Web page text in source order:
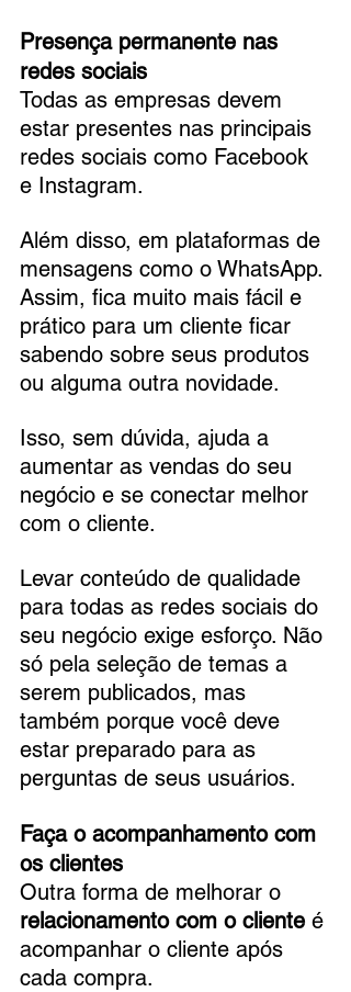
Presença permanente nas
redes sociais
Todas as empresas devem
estar presentes nas principais
redes sociais como Facebook
e Instagram.
Além disso, em plataformas de
mensagens como o WhatsApp.
Assim, fica muito mais fácil e
prático para um cliente ficar
sabendo sobre seus produtos
ou alguma outra novidade.
Isso, sem dúvida, ajuda a
aumentar as vendas do seu
negócio e se conectar melhor
com o cliente.
Levar conteúdo de qualidade
para todas as redes sociais do
seu negócio exige esforço. Não
só pela seleção de temas a
serem publicados, mas
também porque você deve
estar preparado para as
perguntas de seus usuários.
Faça o acompanhamento com
os clientes
Outra forma de melhorar o
relacionamento com o cliente é
acompanhar o cliente após
cada compra.